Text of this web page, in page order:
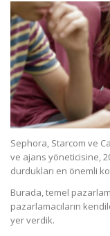
Sephora, Starcom ve
ve ajans yöneticisine,
durdukları en önemli
Burada, temel
pazarlamacıların
yer verdik.